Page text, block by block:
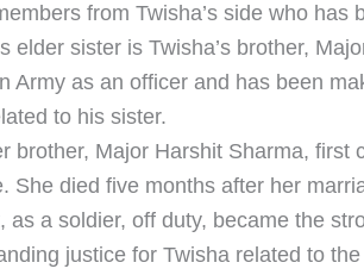
from Twisha’s side who has
elder sister is Twisha’s brother,
Army as an officer and has been
to his sister.
brother, Major Harshit Sharma, first
She died five months after her
as a soldier, off duty, became the
justice for Twisha related to